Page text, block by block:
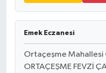
Emek Eczanesi
Ortaçeşme Mahallesi
ORTAÇEŞME FEVZİ